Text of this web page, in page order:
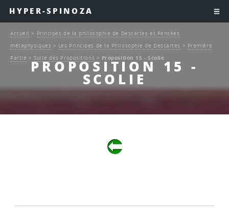
HYPER-SPINOZA
PROPOSITION 15 -
SCOLIE
Accueil > Principes de la philosophie de Descartes et Pensées
métaphysiques > Les Principes de la Philosophie de Descartes > Première
Partie > Suite des Propositions > Proposition 15 - Scolie